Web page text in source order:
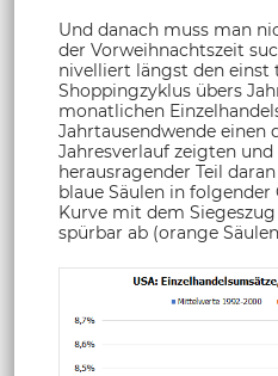
Und danach muss man
der Vorweihnachtszeit
nivelliert längst den einst
Shoppingzyklus übers
monatlichen
Jahrtausendwende einen
Jahresverlauf zeigten
herausragender Teil
blaue Säulen in
Kurve mit dem
spürbar ab (orange